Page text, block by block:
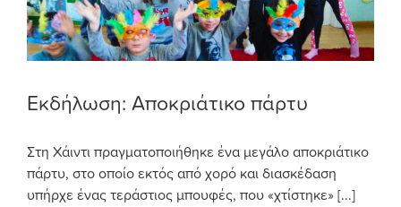
Εκδήλωση: Αποκριάτικο πάρτυ
Στη Χάιντι πραγματοποιήθηκε ένα μεγάλο αποκριάτικο
πάρτυ, στο οποίο εκτός από χορό και διασκέδαση
υπήρχε ένας τεράστιος μπουφές, που «χτίστηκε» [...]